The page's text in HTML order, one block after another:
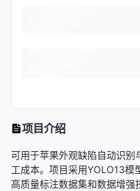
项目介绍
可用于苹果外观缺陷自动识别
工成本。项目采用YOLO13模
高质量标注数据集和数据增强